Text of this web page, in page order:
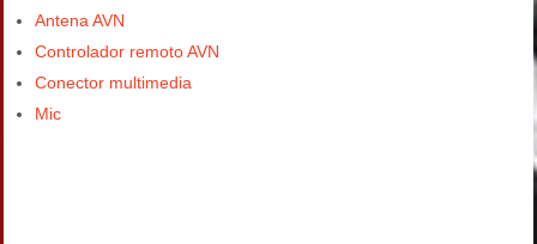
Antena AVN
Controlador remoto AVN
Conector multimedia
Mic